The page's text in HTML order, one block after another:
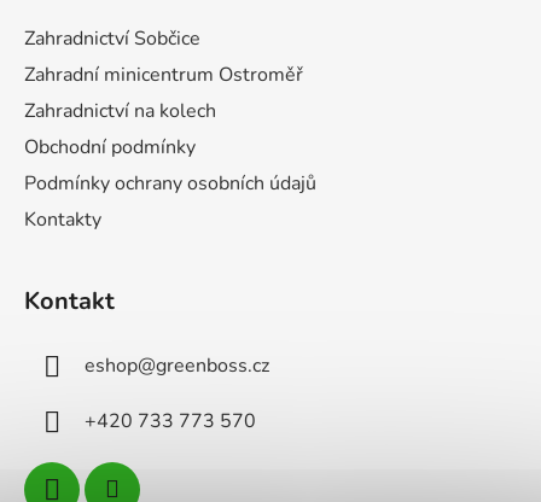
Zahradnictví Sobčice
Zahradní minicentrum Ostroměř
Zahradnictví na kolech
Obchodní podmínky
Podmínky ochrany osobních údajů
Kontakty
Kontakt
eshop@greenboss.cz
+420 733 773 570